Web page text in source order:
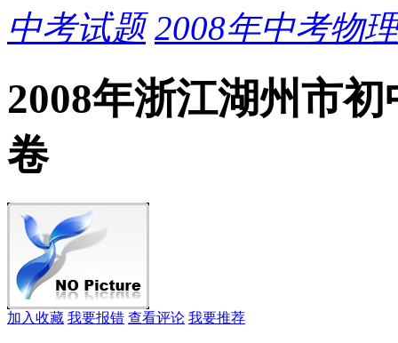
中考试题 2008年中考物
2008年浙江湖州市
卷
加入收藏 我要报错 查看评论 我要推荐